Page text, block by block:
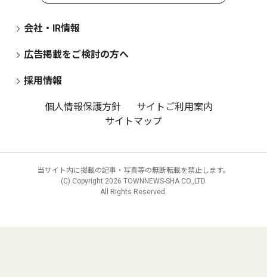
会社・IR情報
広告掲載をご検討の方へ
採用情報
個人情報保護方針
サイトご利用案内
サイトマップ
当サイト内に掲載の記事・写真等の無断転載を禁止します。
(C) Copyright 2026 TOWNNEWS-SHA CO.,LTD.
All Rights Reserved.